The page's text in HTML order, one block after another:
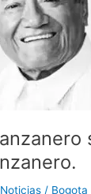
Noticias / Bogota